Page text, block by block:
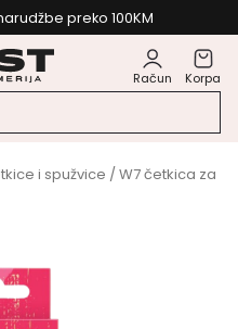
preko 100KM
Račun Korpa
i spužvice / W7 četkica za